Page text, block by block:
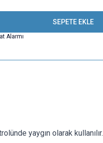
SEPETE EKLE
Alarmı
yaygın olarak kullanılır.